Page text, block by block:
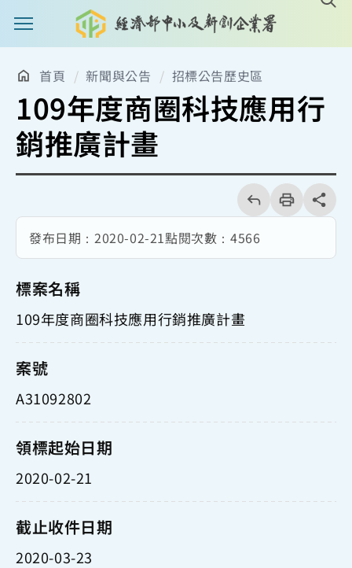
主選單案扭
首頁 新聞與公告 招標公告歷史區
109年度商圈科技應用行
銷推廣計畫
回
上
一
頁
列
印
share分享
發布日期： 2020-02-21點閱次數： 4566
標案名稱
109年度商圈科技應用行銷推廣計畫
案號
A31092802
領標起始日期
2020-02-21
截止收件日期
2020-03-23